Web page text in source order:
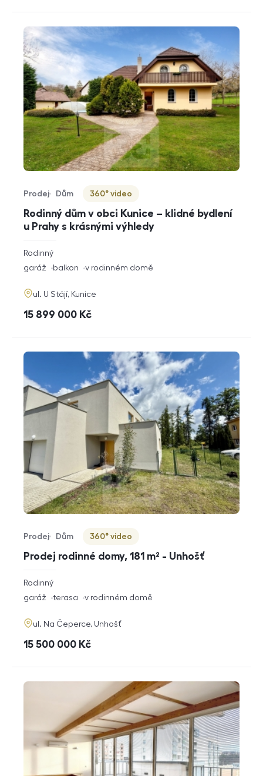
Rodinný dům v obci Kunice – klidné bydlení
u Prahy s krásnými výhledy
Typ nabídky
Prodej
Typ nemovitosti
Dům
Virtuální prohlídka
360° video
rozměry
dispozice
Rodinný
funkce
garáž balkon v rodinném domě
adresa
ul. U Stájí, Kunice
cena
15 899 000 Kč
Prodej rodinné domy, 181 m² - Unhošť
Typ nabídky
Prodej
Typ nemovitosti
Dům
Virtuální prohlídka
360° video
rozměry
dispozice
Rodinný
funkce
garáž terasa v rodinném domě
adresa
ul. Na Čeperce, Unhošť
cena
15 500 000 Kč